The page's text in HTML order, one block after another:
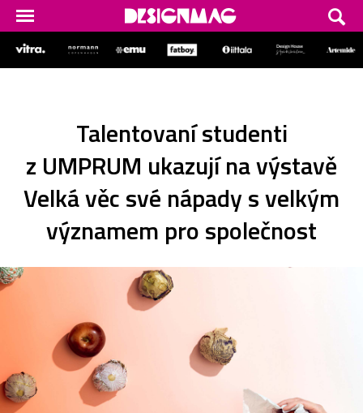
Talentovaní studenti
z UMPRUM ukazují na výstavě
Velká věc své nápady s velkým
významem pro společnost